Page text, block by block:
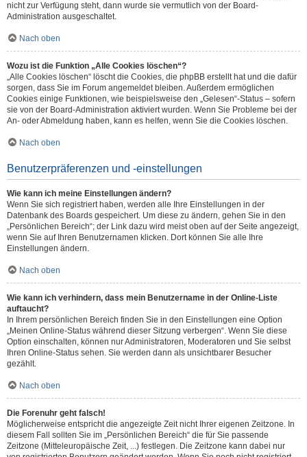
nicht zur Verfügung steht, dann wurde sie vermutlich von der Board-
Administration ausgeschaltet.
Nach oben
Wozu ist die Funktion „Alle Cookies löschen“?
„Alle Cookies löschen“ löscht die Cookies, die phpBB erstellt hat und die dafür
sorgen, dass Sie im Forum angemeldet bleiben. Außerdem ermöglichen
Cookies einige Funktionen, wie beispielsweise den „Gelesen“-Status – sofern
sie von der Board-Administration aktiviert wurden. Wenn Sie Probleme bei der
An- oder Abmeldung haben, kann es helfen, wenn Sie die Cookies löschen.
Nach oben
Benutzerpräferenzen und -einstellungen
Wie kann ich meine Einstellungen ändern?
Wenn Sie sich registriert haben, werden alle Ihre Einstellungen in der
Datenbank des Boards gespeichert. Um diese zu ändern, gehen Sie in den
„Persönlichen Bereich“; der Link dazu wird meist oben auf der Seite angezeigt,
wenn Sie auf Ihren Benutzernamen klicken. Dort können Sie alle Ihre
Einstellungen ändern.
Nach oben
Wie kann ich verhindern, dass mein Benutzername in der Online-Liste
auftaucht?
In Ihrem persönlichen Bereich finden Sie in den Einstellungen eine Option
„Meinen Online-Status während dieser Sitzung verbergen“. Wenn Sie diese
Option einschalten, können nur Administratoren, Moderatoren und Sie selbst
Ihren Online-Status sehen. Sie werden dann als unsichtbarer Besucher
gezählt.
Nach oben
Die Forenuhr geht falsch!
Möglicherweise entspricht die angezeigte Zeit nicht Ihrer eigenen Zeitzone. In
diesem Fall sollten Sie im „Persönlichen Bereich“ die für Sie passende
Zeitzone (Mitteleuropäische Zeit, ...) festlegen. Die Zeitzone kann dabei nur